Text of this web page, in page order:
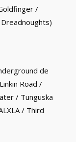
/
de
Road /
/ Tunguska
/ Third